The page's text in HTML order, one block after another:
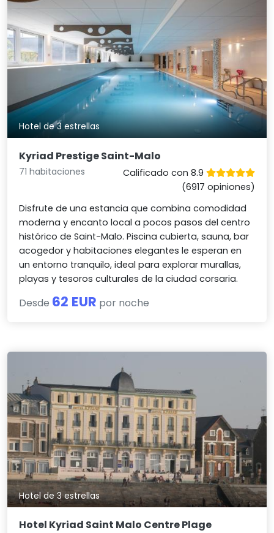
Hotel de 3 estrellas
Kyriad Prestige Saint-Malo
71 habitaciones
Calificado con 8.9
(6917 opiniones)
Disfrute de una estancia que combina comodidad
moderna y encanto local a pocos pasos del centro
histórico de Saint-Malo. Piscina cubierta, sauna, bar
acogedor y habitaciones elegantes le esperan en
un entorno tranquilo, ideal para explorar murallas,
playas y tesoros culturales de la ciudad corsaria.
Desde 62 EUR por noche
Hotel de 3 estrellas
Hotel Kyriad Saint Malo Centre Plage